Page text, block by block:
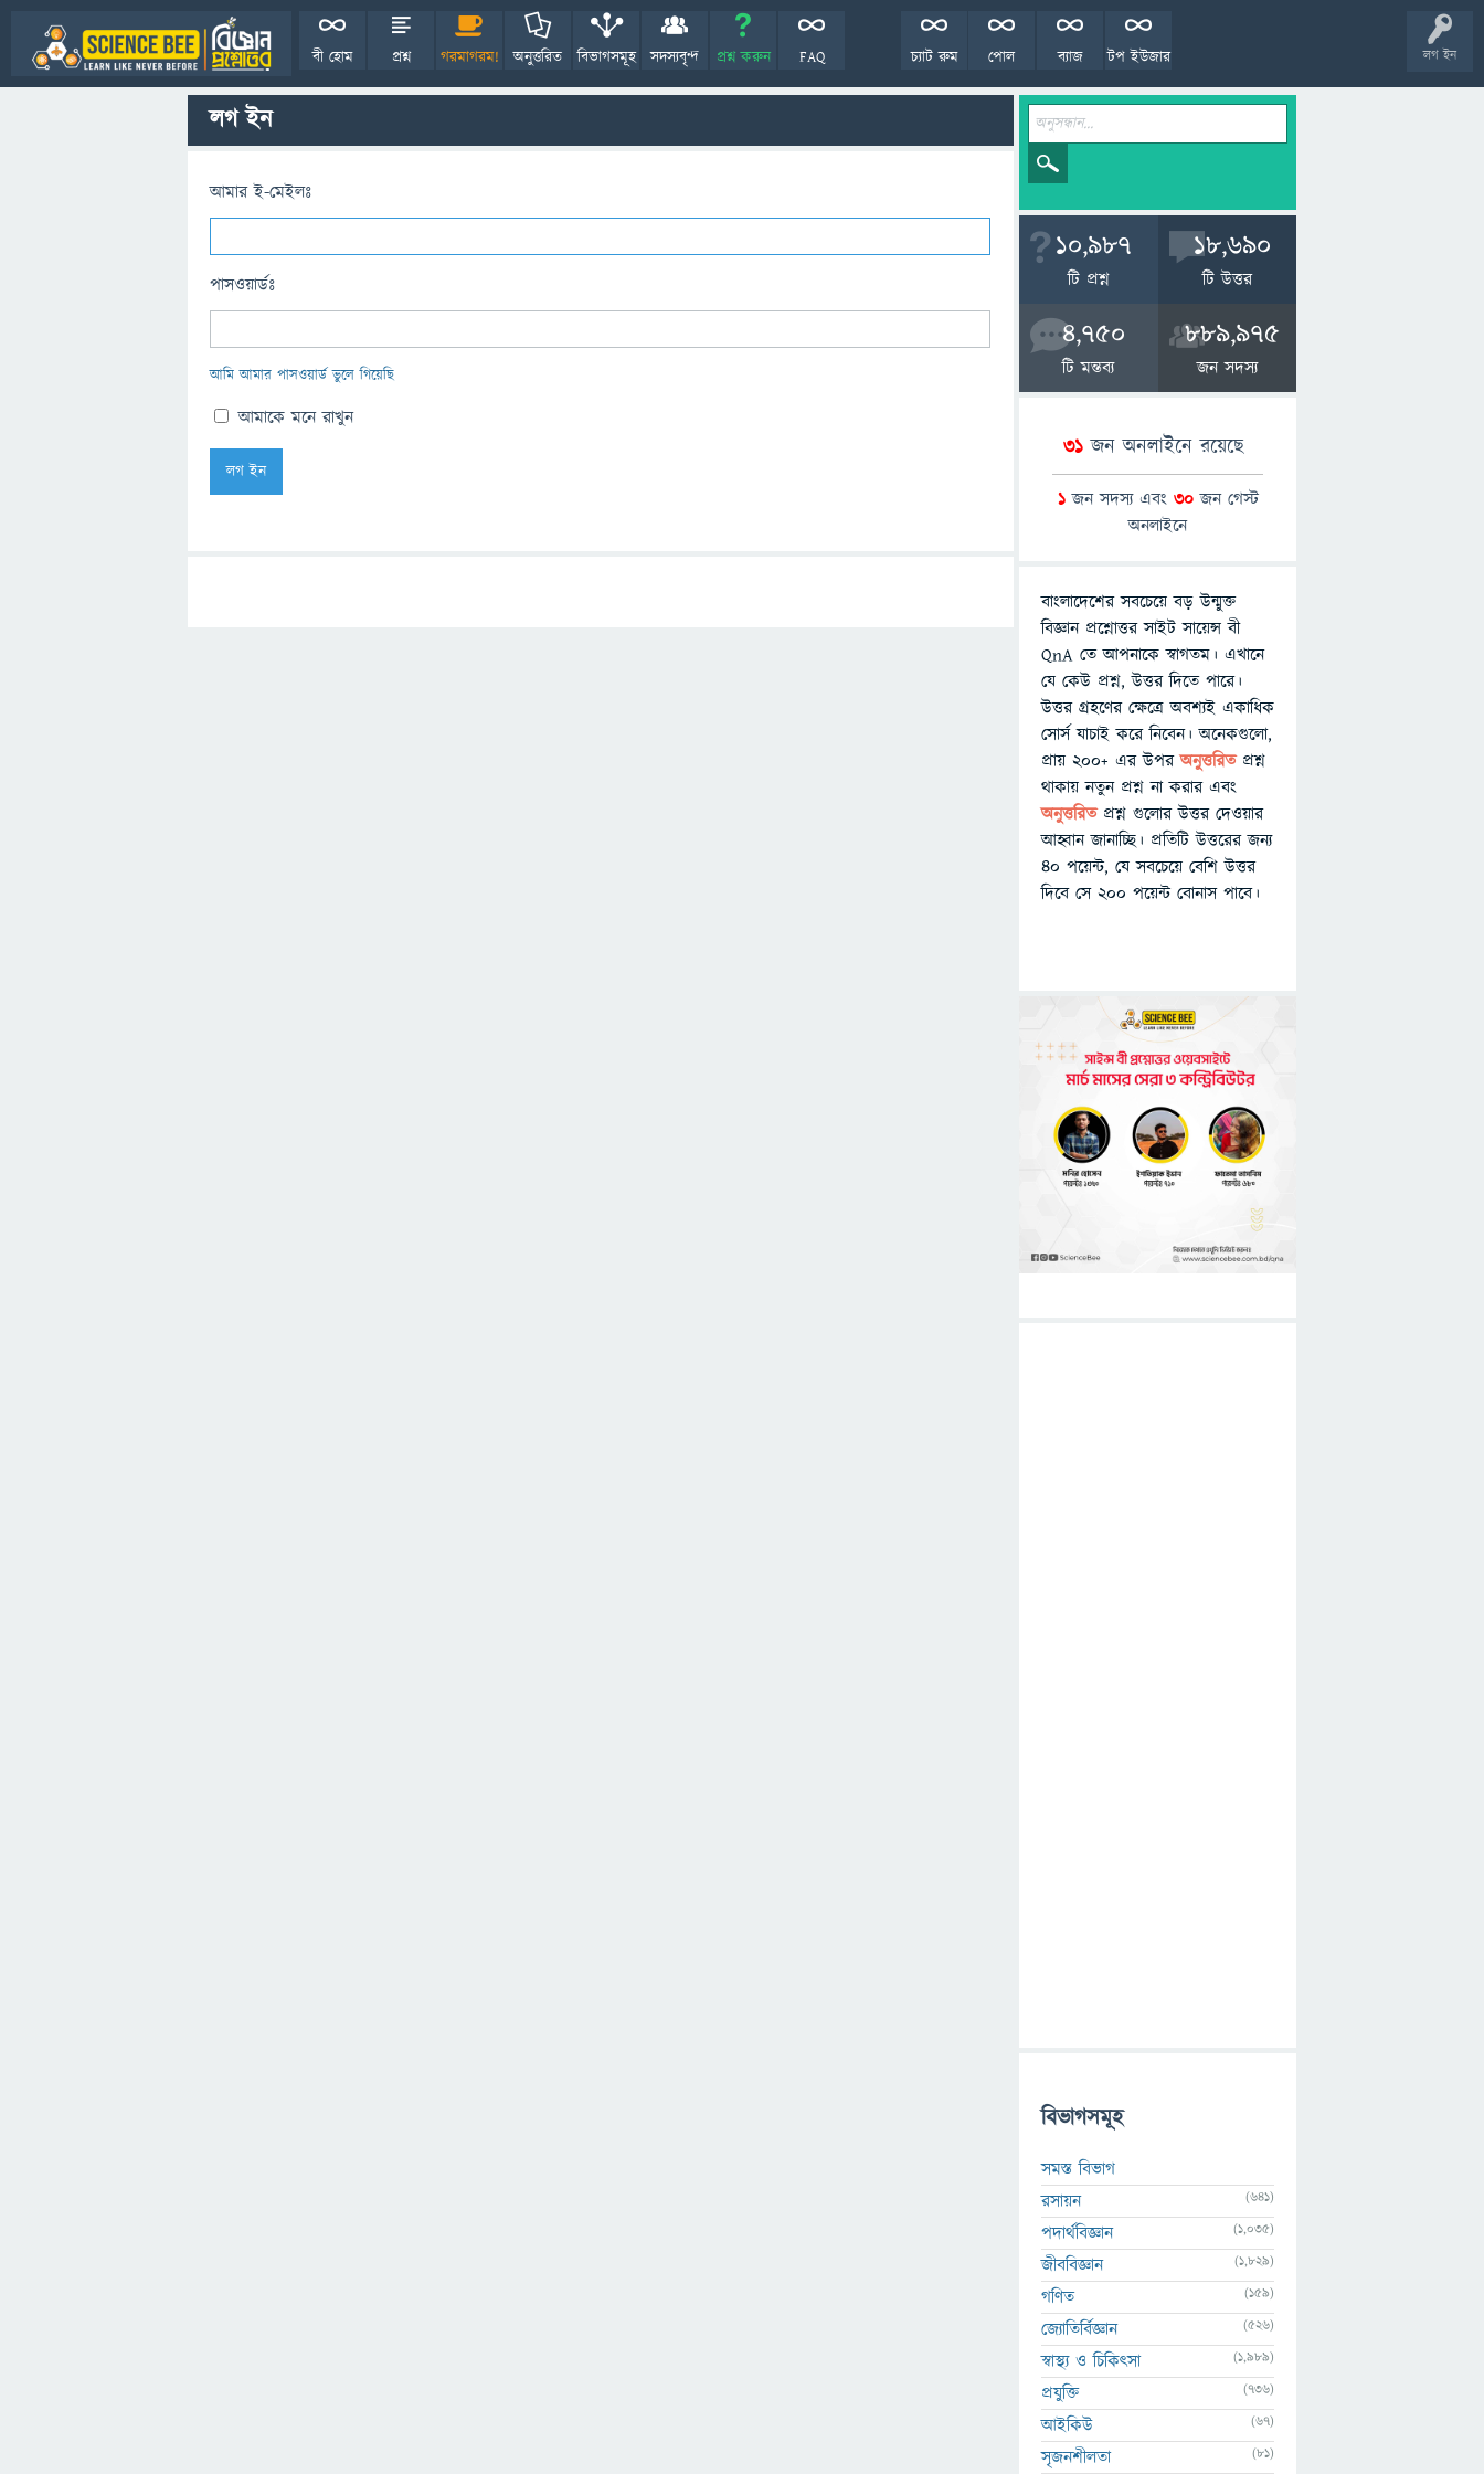
লগ ইন
বী হোম প্রশ্ন গরমাগরম! অনুত্তরিত বিভাগসমূহ সদস্যবৃন্দ প্রশ্ন করুন FAQ টপ ইউজার
ব্যাজ
পোল
চ্যাট রুম
লগ ইন
আমার ই-মেইলঃ
পাসওয়ার্ডঃ
আমি আমার পাসওয়ার্ড ভুলে গিয়েছি
আমাকে মনে রাখুন
10,987
টি প্রশ্ন
18,690
টি উত্তর
4,750
টি মন্তব্য
889,975
জন সদস্য
31জন অনলাইনে রয়েছে
1জন সদস্য এবং 30জন গেস্ট
অনলাইনে
বাংলাদেশের সবচেয়ে বড় উন্মুক্ত
বিজ্ঞান প্রশ্নোত্তর সাইট সায়েন্স বী
QnA তে আপনাকে স্বাগতম। এখানে
যে কেউ প্রশ্ন, উত্তর দিতে পারে।
উত্তর গ্রহণের ক্ষেত্রে অবশ্যই একাধিক
সোর্স যাচাই করে নিবেন। অনেকগুলো,
প্রায় ২০০+ এর উপরঅনুত্তরিতপ্রশ্ন
থাকায় নতুন প্রশ্ন না করার এবং
অনুত্তরিত প্রশ্ন গুলোর উত্তর দেওয়ার
আহ্বান জানাচ্ছি। প্রতিটি উত্তরের জন্য
৪০ পয়েন্ট, যে সবচেয়ে বেশি উত্তর
দিবে সে ২০০ পয়েন্ট বোনাস পাবে।
বিভাগসমূহ
সমস্ত বিভাগ
রসায়ন
(641)
পদার্থবিজ্ঞান (1,035)
জীববিজ্ঞান (1,829)
গণিত (159)
জ্যোতির্বিজ্ঞান (526)
স্বাস্থ্য ও চিকিৎসা (1,989)
প্রযুক্তি (736)
আইকিউ (67)
সৃজনশীলতা (81)